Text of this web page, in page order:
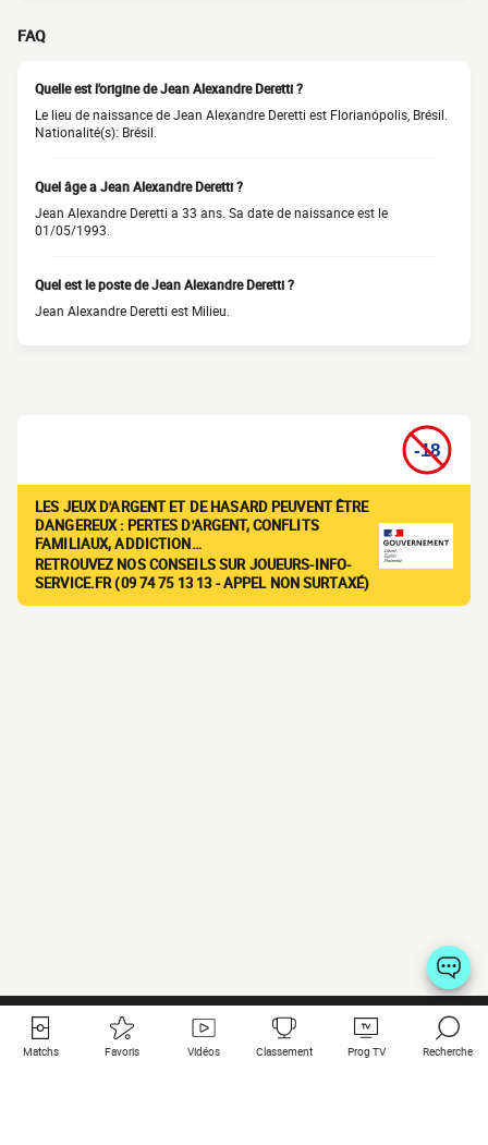
FAQ
Quelle est l'origine de Jean Alexandre Deretti ?
Le lieu de naissance de Jean Alexandre Deretti est Florianópolis, Brésil.
Nationalité(s): Brésil.
Quel âge a Jean Alexandre Deretti ?
Jean Alexandre Deretti a 33 ans. Sa date de naissance est le
01/05/1993.
Quel est le poste de Jean Alexandre Deretti ?
Jean Alexandre Deretti est Milieu.
LES JEUX D'ARGENT ET DE HASARD PEUVENT ÊTRE
DANGEREUX : PERTES D'ARGENT, CONFLITS
FAMILIAUX, ADDICTION…
RETROUVEZ NOS CONSEILS SUR JOUEURS-INFO-
SERVICE.FR (09 74 75 13 13 - APPEL NON SURTAXÉ)
Matchs Favoris Vidéos Classement Prog TV Recherche